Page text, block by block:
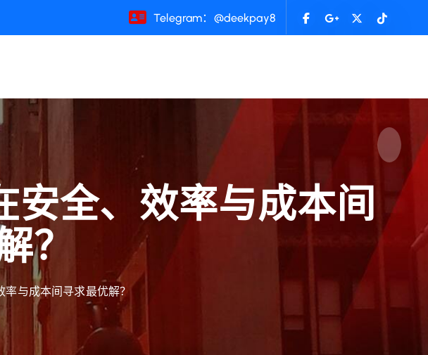
Telegram：@deekpay8
全、效率与成本间
？
与成本间寻求最优解？